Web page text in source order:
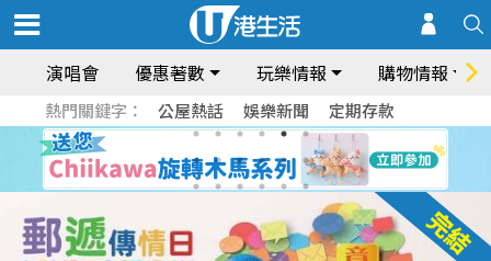
演唱會 優惠著數 玩樂情報 購物情報
熱門關鍵字： 公屋熱話 娛樂新聞 定期存款